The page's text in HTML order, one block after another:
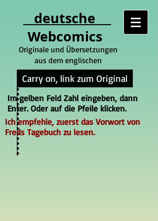
deutsche
Webcomics
Originale und Übersetzungen
aus dem englischen
Carry on, link zum Original
Im gelben Feld Zahl eingeben, dann
Enter. Oder auf die Pfeile klicken.
Ich empfehle, zuerst das Vorwort von
Freds Tagebuch zu lesen.